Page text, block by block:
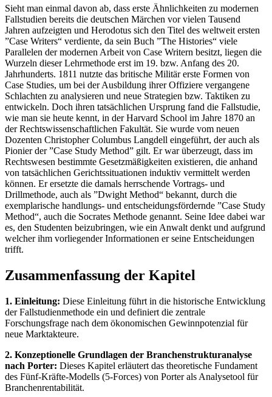
Sieht man einmal davon ab, dass erste Ähnlichkeiten zu modernen
Fallstudien bereits die deutschen Märchen vor vielen Tausend
Jahren aufzeigten und Herodotus sich den Titel des weltweit ersten
”Case Writers“ verdiente, da sein Buch ”The Histories“ viele
Parallelen der modernen Arbeit von Case Writern besitzt, liegen die
Wurzeln dieser Lehrmethode erst im 19. bzw. Anfang des 20.
Jahrhunderts. 1811 nutzte das britische Militär erste Formen von
Case Studies, um bei der Ausbildung ihrer Offiziere vergangene
Schlachten zu analysieren und neue Strategien bzw. Taktiken zu
entwickeln. Doch ihren tatsächlichen Ursprung fand die Fallstudie,
wie man sie heute kennt, in der Harvard School im Jahre 1870 an
der Rechtswissenschaftlichen Fakultät. Sie wurde vom neuen
Dozenten Christopher Columbus Langdell eingeführt, der auch als
Pionier der ”Case Study Method” gilt. Er war überzeugt, dass im
Rechtswesen bestimmte Gesetzmäßigkeiten existieren, die anhand
von tatsächlichen Gerichtssituationen induktiv vermittelt werden
können. Er ersetzte die damals herrschende Vortrags- und
Drillmethode, auch als ”Dwight Method“ bekannt, durch die
exemplarische handlungs- und entscheidungsfördernde ”Case Study
Method“, auch die Socrates Methode genannt. Seine Idee dabei war
es, den Studenten beizubringen, wie ein Anwalt denkt und aufgrund
welcher ihm vorliegender Informationen er seine Entscheidungen
trifft.
Zusammenfassung der Kapitel
1. Einleitung: Diese Einleitung führt in die historische Entwicklung
der Fallstudienmethode ein und definiert die zentrale
Forschungsfrage nach dem ökonomischen Gewinnpotenzial für
neue Marktakteure.
2. Konzeptionelle Grundlagen der Branchenstrukturanalyse
nach Porter: Dieses Kapitel erläutert das theoretische Fundament
des Fünf-Kräfte-Modells (5-Forces) von Porter als Analysetool für
Branchenrentabilität.